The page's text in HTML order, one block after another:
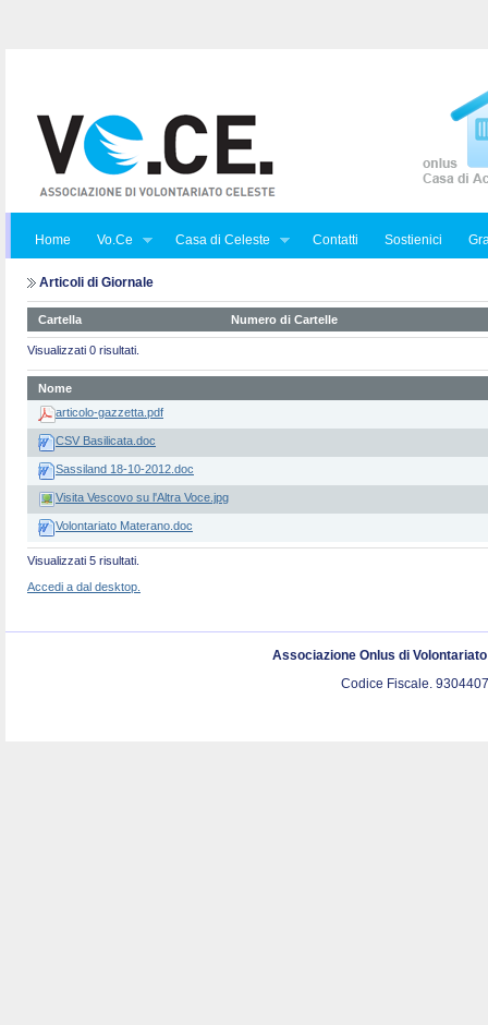
Home Vo.Ce Casa di Celeste Contatti Sostienici
Articoli di Giornale
Cartella Numero di Cartelle
Visualizzati 0 risultati.
Nome
articolo-gazzetta.pdf
CSV Basilicata.doc
Sassiland 18-10-2012.doc
Visita Vescovo su l'Altra Voce.jpg
Volontariato Materano.doc
Visualizzati 5 risultati.
Accedi a dal desktop.
Associazione Onlus di
Codice Fiscale.